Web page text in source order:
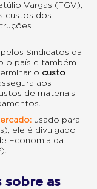
Vargas (FGV),
custos dos
Sindicatos da
o país e também
o custo
aos
de materiais
usado para
ele é divulgado
Economia da
sobre as